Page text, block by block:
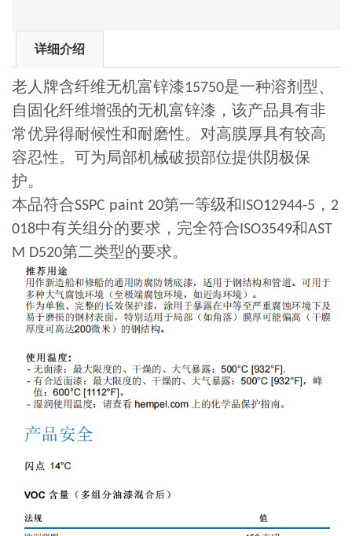
详细介绍
老人牌含纤维无机富锌漆15750是一种溶剂型、
自固化纤维增强的无机富锌漆，该产品具有非
常优异得耐候性和耐磨性。对高膜厚具有较高
容忍性。可为局部机械破损部位提供阴极保
护。
本品符合SSPC paint 20第一等级和ISO12944-5 ， 2
018中有关组分的要求，完全符合ISO3549和AST
M D520第二类型的要求。